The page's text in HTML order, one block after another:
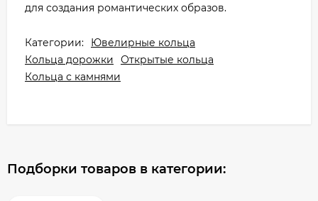
для создания романтических образов.
Категории:
Ювелирные кольца
Кольца дорожки
Открытые кольца
Кольца с камнями
Подборки товаров в категории: